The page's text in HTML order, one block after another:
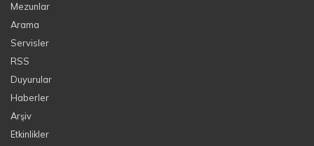
Mezunlar
Arama
Servisler
RSS
Duyurular
Haberler
Arşiv
Etkinlikler